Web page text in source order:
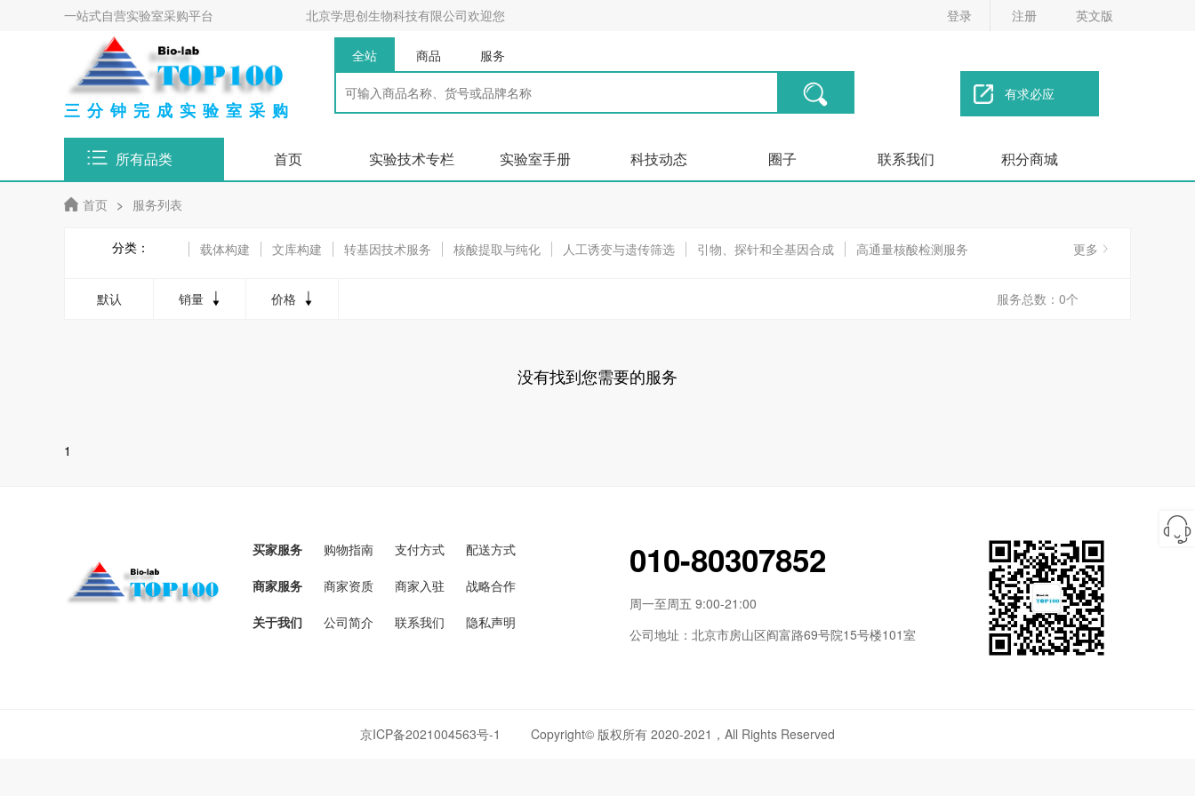
一站式自营实验室采购平台 北京学思创生物科技有限公司欢迎您 登录 注册 英文版
三分钟完成实验室采购
全站 商品 服务
有求必应
所有品类 首页 实验技术专栏 实验室手册 科技动态 圈子 联系我们 积分商城
首页 > 服务列表
分类： 载体构建 文库构建 转基因技术服务 核酸提取与纯化 人工诱变与遗传筛选 引物、探针和全基因合成
高通量核酸检测服务
表观遗传学技术服务
多肽合成服务
更多
默认 销量 价格 服务总数：0个
没有找到您需要的服务
1
买家服务 购物指南 支付方式 配送方式
商家服务 商家资质 商家入驻 战略合作
关于我们 公司简介 联系我们 隐私声明
010-80307852
周一至周五 9:00-21:00
公司地址：北京市房山区阎富路69号院15号楼101室
京ICP备2021004563号-1 Copyright© 版权所有 2020-2021，All Rights Reserved